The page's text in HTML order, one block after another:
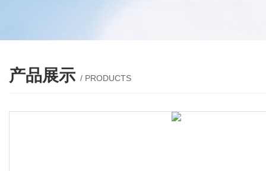
产品展示 / PRODUCTS